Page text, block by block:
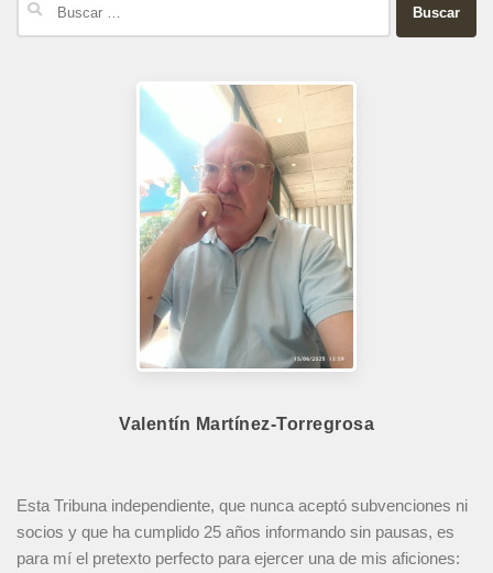
Valentín Martínez-Torregrosa
Esta Tribuna independiente, que nunca aceptó subvenciones ni
socios y que ha cumplido 25 años informando sin pausas, es
para mí el pretexto perfecto para ejercer una de mis aficiones: